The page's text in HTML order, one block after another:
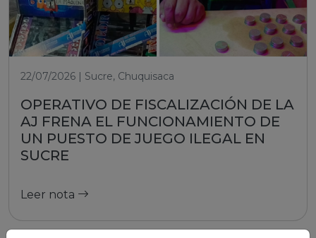
22/07/2026 | Sucre, Chuquisaca
OPERATIVO DE FISCALIZACIÓN DE LA
AJ FRENA EL FUNCIONAMIENTO DE
UN PUESTO DE JUEGO ILEGAL EN
SUCRE
Leer nota